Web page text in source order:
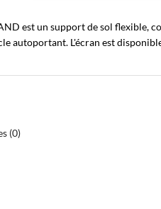
est un support de sol flexible,
autoportant. L'écran est
(0)